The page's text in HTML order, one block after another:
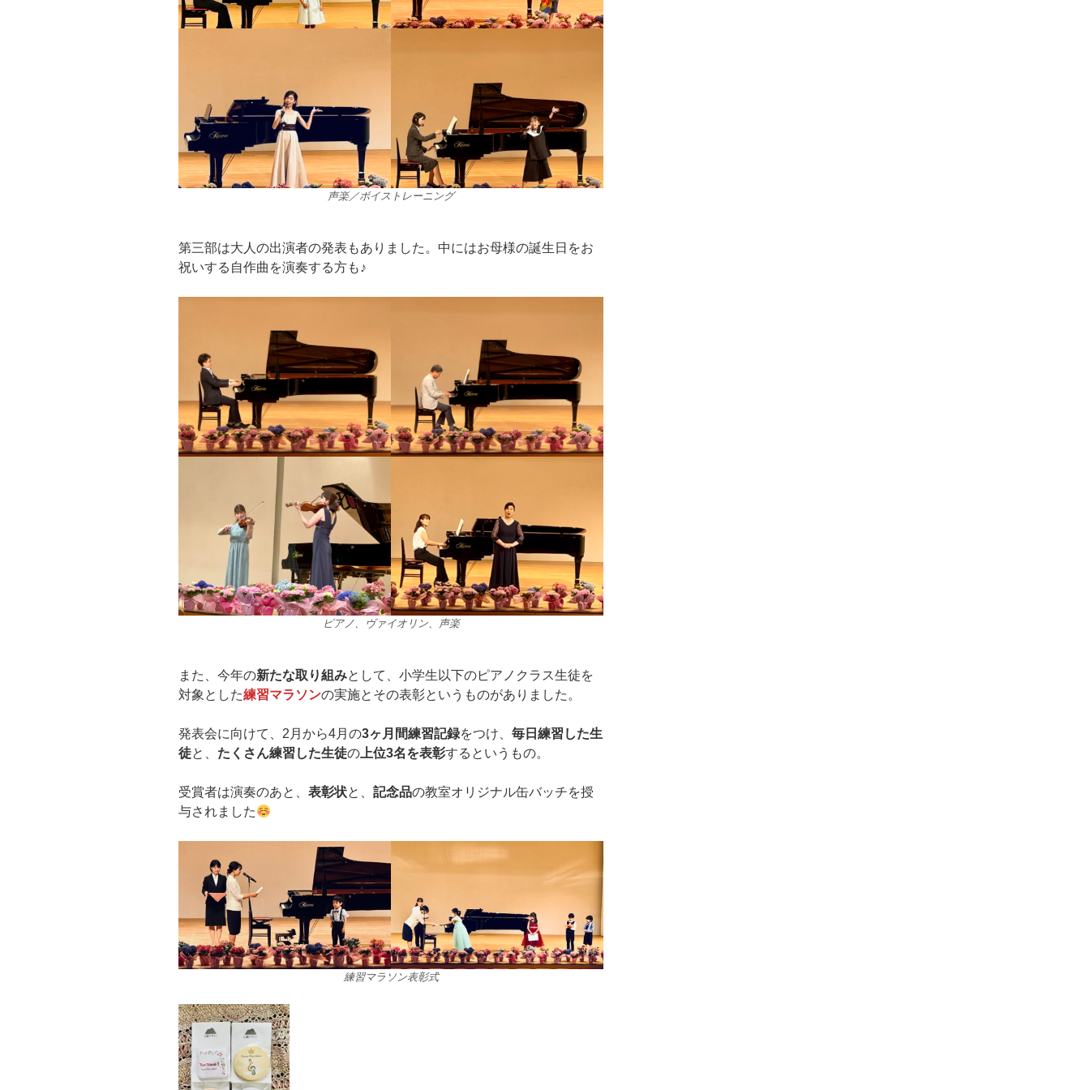
声楽／ボイストレーニング
第三部は大人の出演者の発表もありました。中にはお母様の誕生日をお
祝いする自作曲を演奏する方も♪
ピアノ、ヴァイオリン、声楽
また、今年の新たな取り組みとして、小学生以下のピアノクラス生徒を
対象とした練習マラソンの実施とその表彰というものがありました。
発表会に向けて、2月から4月の3ヶ月間練習記録をつけ、 毎日練習した生
徒と、 たくさん練習した生徒の 上位3名を表彰するというもの。
受賞者は演奏のあと、 表彰状と、 記念品の教室オリジナル缶バッチを授
与されました
練習マラソン表彰式